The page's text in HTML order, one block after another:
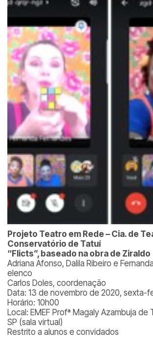
Projeto Teatro em Rede – Cia. de
Conservatório de Tatuí
“Flicts”, baseado na obra de Ziraldo
Adriana Afonso, Dalila Ribeiro e
elenco
Carlos Doles, coordenação
Data: 13 de novembro de 2020, sexta-
Horário: 10h00
Local: EMEF Profª Magaly Azambuja
SP (sala virtual)
Restrito a alunos e convidados